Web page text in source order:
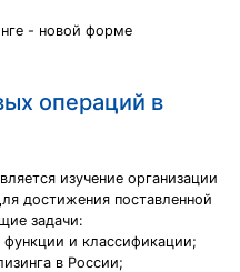
- новой форме
операций в
изучение организации
достижения поставленной
задачи:
функции и классификации;
в России;